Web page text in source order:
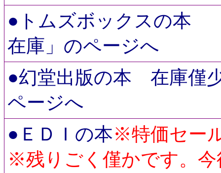
●トムズボックスの
在庫」のページへ
●幻堂出版の本 在庫僅
ページへ
●ＥＤＩの本※特価セー
※残りごく僅かです。